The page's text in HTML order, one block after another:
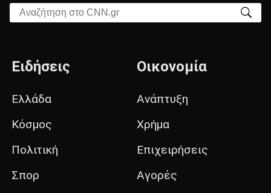
Αναζήτηση στο CNN.gr
Ειδήσεις
Ελλάδα
Κόσμος
Πολιτική
Σπορ
Οικονομία
Ανάπτυξη
Χρήμα
Επιχειρήσεις
Αγορές